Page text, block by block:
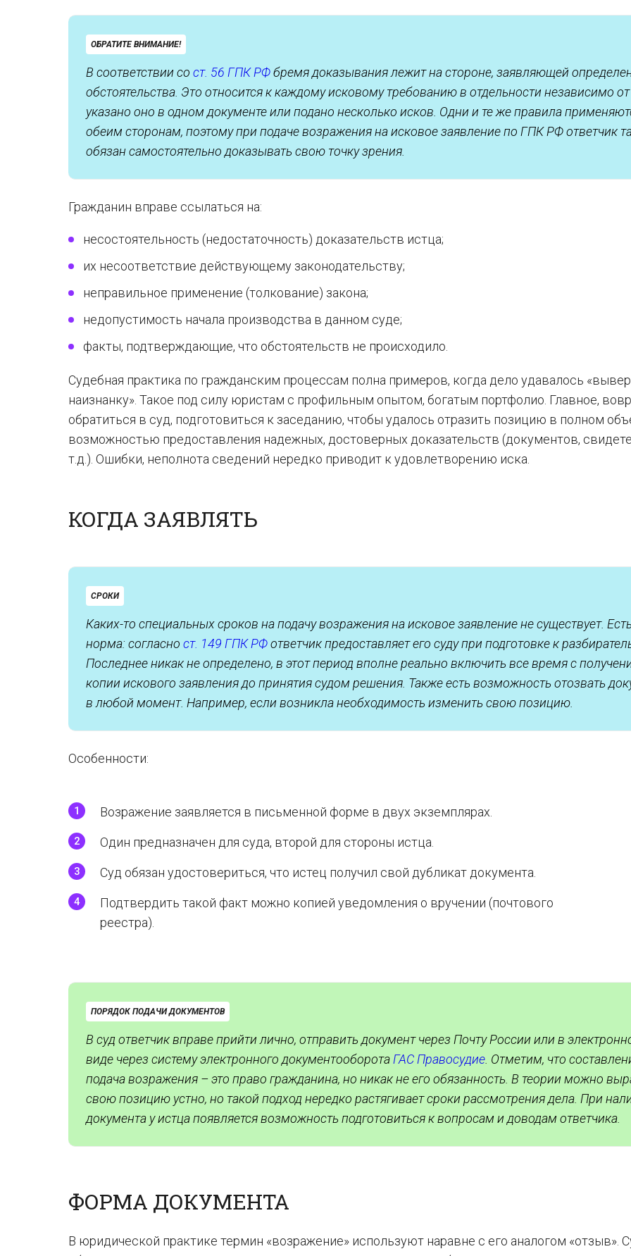
ОБРАТИТЕ ВНИМАНИЕ!
В соответствии со ст. 56 ГПК РФбремя доказывания лежит на стороне, заявляющей
обстоятельства. Это относится к каждому исковому требованию в отдельности независимо от
указано оно в одном документе или подано несколько исков. Одни и те же правила
обеим сторонам, поэтому при подаче возражения на исковое заявление по ГПК РФ ответчик
обязан самостоятельно доказывать свою точку зрения.
Гражданин вправе ссылаться на:
несостоятельность (недостаточность) доказательств истца;
их несоответствие действующему законодательству;
неправильное применение (толкование) закона;
недопустимость начала производства в данном суде;
факты, подтверждающие, что обстоятельств не происходило.
Судебная практика по гражданским процессам полна примеров, когда дело удавалось
наизнанку». Такое под силу юристам с профильным опытом, богатым портфолио. Главное,
обратиться в суд, подготовиться к заседанию, чтобы удалось отразить позицию в полном
возможностью предоставления надежных, достоверных доказательств (документов,
т.д.). Ошибки, неполнота сведений нередко приводит к удовлетворению иска.
КОГДА ЗАЯВЛЯТЬ
СРОКИ
Каких-то специальных сроков на подачу возражения на исковое заявление не существует.
норма: согласно ст. 149 ГПК РФответчик предоставляет его суду при подготовке к
Последнее никак не определено, в этот период вполне реально включить все время с
копии искового заявления до принятия судом решения. Также есть возможность отозвать
в любой момент. Например, если возникла необходимость изменить свою позицию.
Особенности:
Возражение заявляется в письменной форме в двух экземплярах.
Один предназначен для суда, второй для стороны истца.
Суд обязан удостовериться, что истец получил свой дубликат документа.
Подтвердить такой факт можно копией уведомления о вручении (почтового
реестра).
ПОРЯДОК ПОДАЧИ ДОКУМЕНТОВ
В суд ответчик вправе прийти лично, отправить документ через Почту России или в
виде через систему электронного документооборота ГАС Правосудие . Отметим, что
подача возражения – это право гражданина, но никак не его обязанность. В теории можно
свою позицию устно, но такой подход нередко растягивает сроки рассмотрения дела. При
документа у истца появляется возможность подготовиться к вопросам и доводам ответчика.
ФОРМА ДОКУМЕНТА
В юридической практике термин «возражение» используют наравне с его аналогом «отзыв».